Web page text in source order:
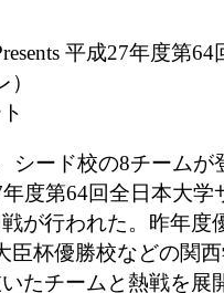
平成27年度第
シード校の8チームが
年度第64回全日本大
戦が行われた。昨年
臣杯優勝校などの関
たチームと熱戦を展